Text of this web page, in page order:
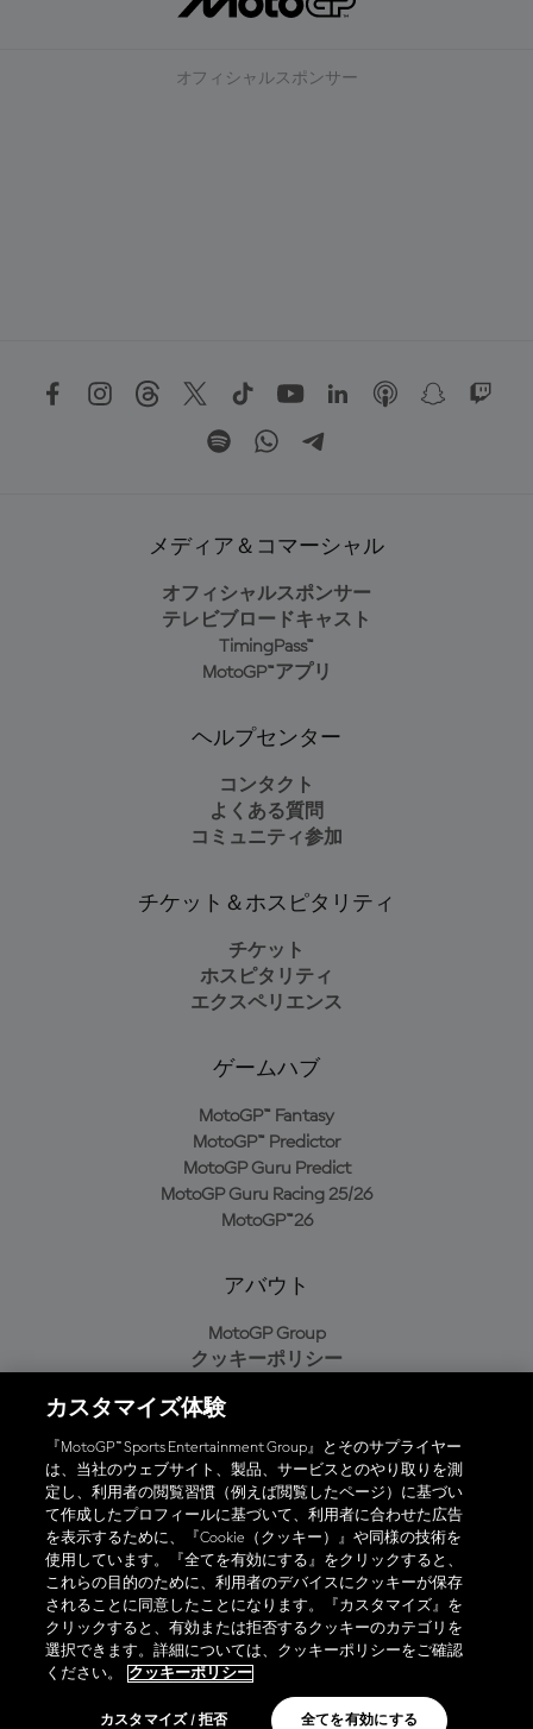
オフィシャルスポンサー
メディア＆コマーシャル
オフィシャルスポンサー
テレビブロードキャスト
TimingPass™
MotoGP™アプリ
ヘルプセンター
コンタクト
よくある質問
コミュニティ参加
チケット＆ホスピタリティ
チケット
ホスピタリティ
エクスペリエンス
ゲームハブ
MotoGP™ Fantasy
MotoGP™ Predictor
MotoGP Guru Predict
MotoGP Guru Racing 25/26
MotoGP™26
アバウト
MotoGP Group
クッキーポリシー
プライバシーポリシー
購入ポリシー
オフィシャルアプリ
© 2026 MotoGP Sports Entertainment Group. 全著作権所有。全ての
商標はそれぞれの所有者に帰属。
カスタマイズ体験
『MotoGP™ Sports Entertainment Group』とそのサプライヤー
は、当社のウェブサイト、製品、サービスとのやり取りを測
定し、利用者の閲覧習慣（例えば閲覧したページ）に基づい
て作成したプロフィールに基づいて、利用者に合わせた広告
を表示するために、『Cookie（クッキー）』や同様の技術を
使用しています。『全てを有効にする』をクリックすると、
これらの目的のために、利用者のデバイスにクッキーが保存
されることに同意したことになります。『カスタマイズ』を
クリックすると、有効または拒否するクッキーのカテゴリを
選択できます。詳細については、クッキーポリシーをご確認
ください。
クッキーポリシー
カスタマイズ / 拒否 全てを有効にする